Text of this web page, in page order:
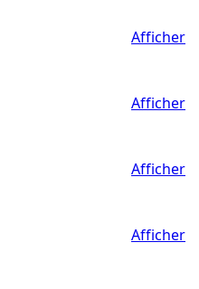
Afficher
Afficher
Afficher
Afficher